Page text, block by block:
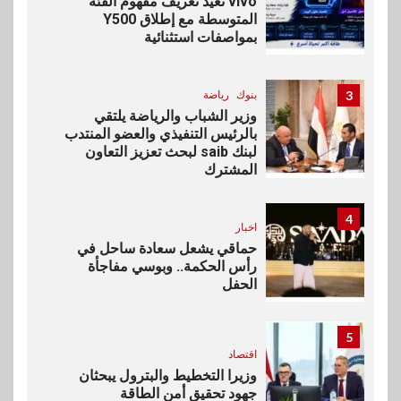
المتوسطة مع إطلاق Y500
بمواصفات استثنائية
3 بنوك رياضة
وزير الشباب والرياضة يلتقي
بالرئيس التنفيذي والعضو المنتدب
لبنك saib لبحث تعزيز التعاون
المشترك
4
اخبار
حماقي يشعل سعادة ساحل في
رأس الحكمة.. وبوسي مفاجأة
الحفل
5
اقتصاد
وزيرا التخطيط والبترول يبحثان
جهود تحقيق أمن الطاقة